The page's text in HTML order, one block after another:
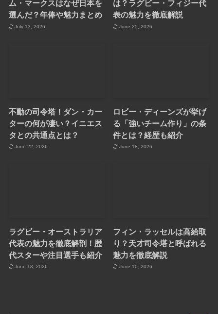
ム・マークスはなぜ日本を
選んだ？年俸や魅力まとめ
July 13, 2026
は？ラグビー・フィジー代
表の魅力を徹底解説
June 25, 2026
不動の司令塔！ダン・カー
ターの何が凄い？イニエス
タとの共通点とは？
June 22, 2026
ロビー・ディーンズが挙げ
る「強いチーム作り」の条
件とは？経歴も紹介
June 18, 2026
ラグビー・オーストラリア
代表の魅力を徹底解剖！歴
代スターや注目選手も紹介
June 18, 2026
フィン・ラッセルは高給取
り？天才司令塔と呼ばれる
魅力を徹底解説
June 10, 2026